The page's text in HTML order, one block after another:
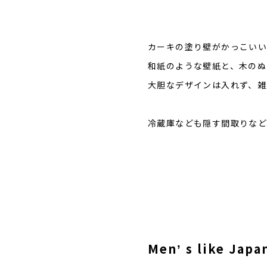
カーキの塗り壁がかっこい
和紙のような壁紙と、木の
大胆なデザインは入れず、
冷蔵庫なども隠す間取りな
Menʼ s like